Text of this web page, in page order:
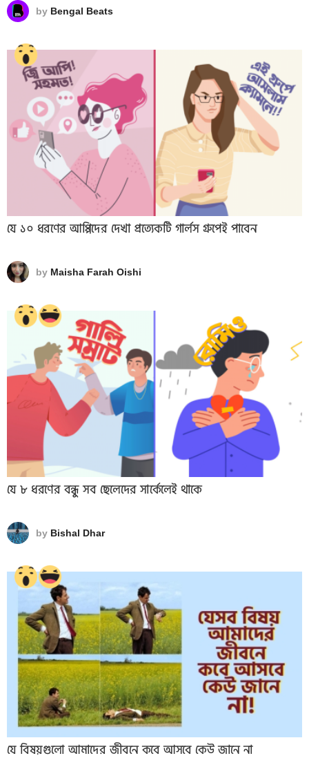
by Bengal Beats
যে ১০ ধরণের আপ্পিদের দেখা প্রত্যেকটি গার্লস গ্রুপেই পাবেন
by Maisha Farah Oishi
যে ৮ ধরণের বন্ধু সব ছেলেদের সার্কেলেই থাকে
by Bishal Dhar
যে বিষয়গুলো আমাদের জীবনে কবে আসবে কেউ জানে না